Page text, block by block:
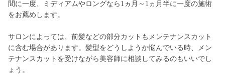
間に一度、ミディアムやロングなら1ヵ月～1ヵ月半に一度の施術
をお薦めします。
サロンによっては、前髪などの部分カットもメンテナンスカット
に含む場合があります。髪型をどうしようか悩んでいる時、メン
テナンスカットを受けながら美容師に相談してみるのもいいでし
ょう。